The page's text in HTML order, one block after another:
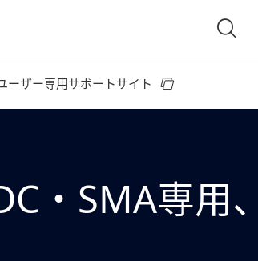
ーザー専用サポートサイト
SMA専用、